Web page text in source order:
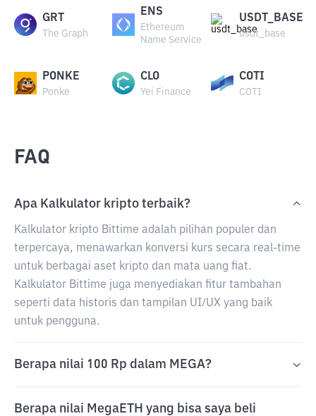
GRT
The Graph
ENS
Ethereum
Name Service
USDT_BASE
usdt_base
PONKE
Ponke
CLO
Yei Finance
COTI
COTI
FAQ
Apa Kalkulator kripto terbaik?
Kalkulator kripto Bittime adalah pilihan populer dan
terpercaya, menawarkan konversi kurs secara real-time
untuk berbagai aset kripto dan mata uang fiat.
Kalkulator Bittime juga menyediakan fitur tambahan
seperti data historis dan tampilan UI/UX yang baik
untuk pengguna.
Berapa nilai 100 Rp dalam MEGA?
Berapa nilai MegaETH yang bisa saya beli